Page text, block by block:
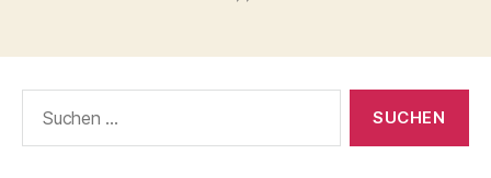
nach: